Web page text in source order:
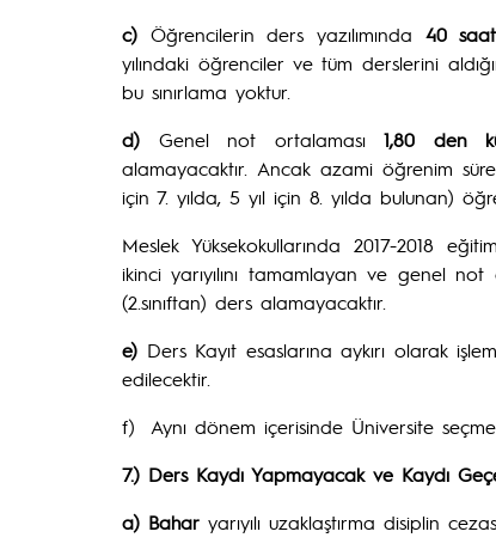
c) Öğrencilerin ders yazılımında 40 saat
yılındaki öğrenciler ve tüm derslerini
bu sınırlama yoktur.
d) Genel not ortalaması 1,80 den
alamayacaktır. Ancak azami öğrenim
için 7. yılda, 5 yıl için 8. yılda bulunan)
Meslek Yüksekokullarında 2017-2018
ikinci yarıyılını tamamlayan ve genel
(2.sınıftan) ders alamayacaktır.
e) Ders Kayıt esaslarına aykırı olarak
edilecektir.
f) Aynı dönem içerisinde Üniversite
7.) Ders Kaydı Yapmayacak ve Kaydı
a) Bahar yarıyılı uzaklaştırma disiplin